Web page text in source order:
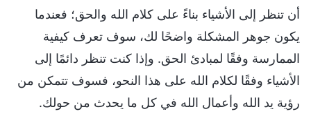
أن تنظر إلى الأشياء بناءً على كلام الله والحق؛ فعندما
يكون جوهر المشكلة واضحًا لك، سوف تعرف كيفية
الممارسة وفقًا لمبادئ الحق. وإذا كنت تنظر دائمًا إلى
الأشياء وفقًا لكلام الله على هذا النحو، فسوف تتمكن من
رؤية يد الله وأعمال الله في كل ما يحدث من حولك.